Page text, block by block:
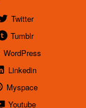
Twitter
Tumblr
WordPress
Linkedin
Myspace
Youtube